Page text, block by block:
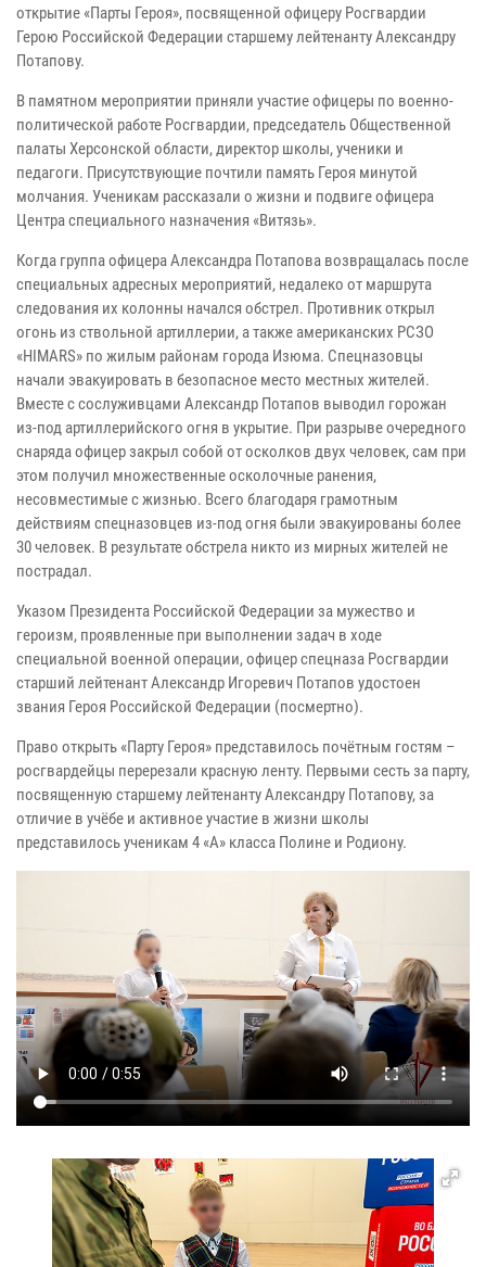
открытие «Парты Героя», посвященной офицеру Росгвардии
Герою Российской Федерации старшему лейтенанту Александру
Потапову.
В памятном мероприятии приняли участие офицеры по военно-
политической работе Росгвардии, председатель Общественной
палаты Херсонской области, директор школы, ученики и
педагоги. Присутствующие почтили память Героя минутой
молчания. Ученикам рассказали о жизни и подвиге офицера
Центра специального назначения «Витязь».
Когда группа офицера Александра Потапова возвращалась после
специальных адресных мероприятий, недалеко от маршрута
следования их колонны начался обстрел. Противник открыл
огонь из ствольной артиллерии, а также американских РСЗО
«HIMARS» по жилым районам города Изюма. Спецназовцы
начали эвакуировать в безопасное место местных жителей.
Вместе с сослуживцами Александр Потапов выводил горожан
из-под артиллерийского огня в укрытие. При разрыве очередного
снаряда офицер закрыл собой от осколков двух человек, сам при
этом получил множественные осколочные ранения,
несовместимые с жизнью. Всего благодаря грамотным
действиям спецназовцев из-под огня были эвакуированы более
30 человек. В результате обстрела никто из мирных жителей не
пострадал.
Указом Президента Российской Федерации за мужество и
героизм, проявленные при выполнении задач в ходе
специальной военной операции, офицер спецназа Росгвардии
старший лейтенант Александр Игоревич Потапов удостоен
звания Героя Российской Федерации (посмертно).
Право открыть «Парту Героя» представилось почётным гостям –
росгвардейцы перерезали красную ленту. Первыми сесть за парту,
посвященную старшему лейтенанту Александру Потапову, за
отличие в учёбе и активное участие в жизни школы
представилось ученикам 4 «А» класса Полине и Родиону.